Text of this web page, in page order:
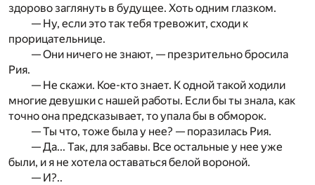
здорово заглянуть в будущее. Хоть одним глазком.
— Ну, если это так тебя тревожит, сходи к
прорицательнице.
— Они ничего не знают, — презрительно бросила
Рия.
— Не скажи. Кое-кто знает. К одной такой ходили
многие девушки с нашей работы. Если бы ты знала, как
точно она предсказывает, то упала бы в обморок.
— Ты что, тоже была у нее? — поразилась Рия.
— Да... Так, для забавы. Все остальные у нее уже
были, и я не хотела оставаться белой вороной.
— И?..